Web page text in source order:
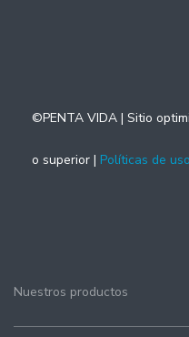
©PENTA VIDA | Sitio
o superior | Políticas de
Nuestros productos